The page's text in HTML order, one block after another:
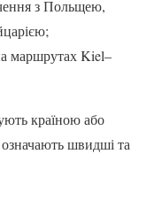
з Польщею,
маршрутах Kiel–
країною або
швидші та